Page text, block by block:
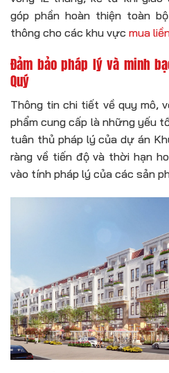
góp phần hoàn thiện toàn
thông cho các khu vực mua
Đảm bảo pháp lý và minh
Quý
Thông tin chi tiết về quy mô,
phẩm cung cấp là những yếu
tuân thủ pháp lý của dự án
ràng về tiến độ và thời hạn
vào tính pháp lý của các sản